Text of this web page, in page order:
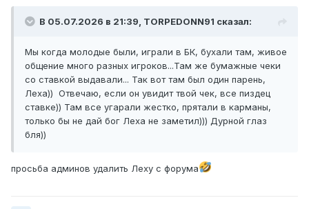
В 05.07.2026 в 21:39, TORPEDONN91 сказал:
Мы когда молодые были, играли в БК, бухали там, живое
общение много разных игроков...Там же бумажные чеки
со ставкой выдавали... Так вот там был один парень,
Леха)) Отвечаю, если он увидит твой чек, все пиздец
ставке)) Там все угарали жестко, прятали в карманы,
только бы не дай бог Леха не заметил))) Дурной глаз
бля))
просьба админов удалить Леху с форума